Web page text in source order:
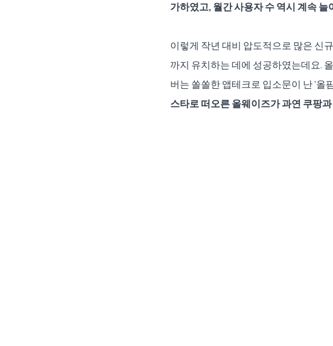
가하였고, 월간 사용자 수 역시 계속
이렇게 작년 대비 압도적으로 많은 신
까지 유치하는 데에 성공하였는데요.
버는 쏠쏠한 앱테크로 입소문이 난 '올
스타로 떠오른 올웨이즈가 과연 쿠팡